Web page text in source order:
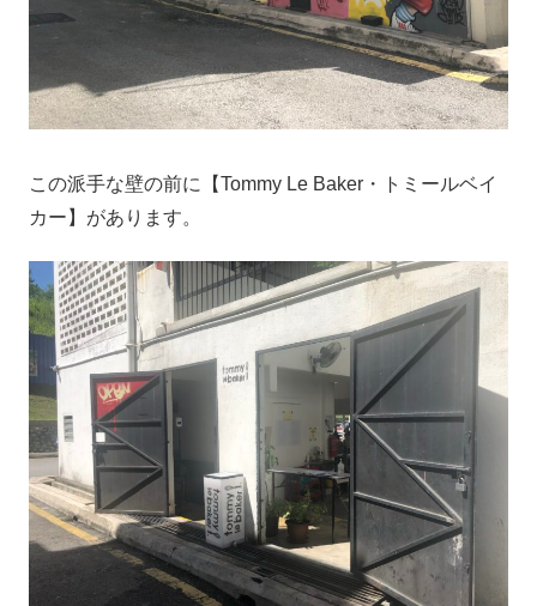
この派手な壁の前に【Tommy Le Baker・トミールベイ
カー】があります。